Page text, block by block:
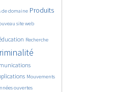
de domaine Produits
site web
Recherche
Mouvements
ouvertes